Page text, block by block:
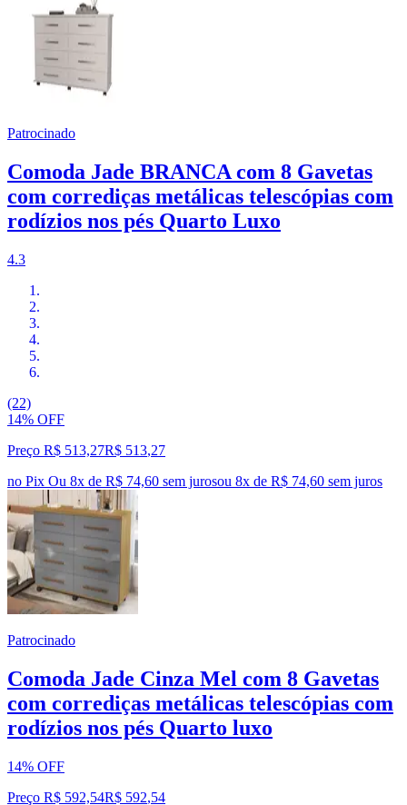
Patrocinado
Comoda Jade BRANCA com 8 Gavetas
com corrediças metálicas telescópias com
rodízios nos pés Quarto Luxo
4.3
(22)
14% OFF
Preço R$ 513,27R$ 513,27
no Pix Ou 8x de R$ 74,60 sem jurosou 8x de R$ 74,60 sem juros
Patrocinado
Comoda Jade Cinza Mel com 8 Gavetas
com corrediças metálicas telescópias com
rodízios nos pés Quarto luxo
14% OFF
Preço R$ 592,54R$ 592,54